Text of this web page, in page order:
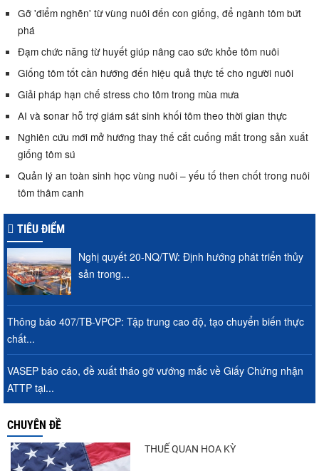
Gỡ 'điểm nghẽn' từ vùng nuôi đến con giống, để ngành tôm bứt
phá
Đạm chức năng từ huyết giúp nâng cao sức khỏe tôm nuôi
Giống tôm tốt cần hướng đến hiệu quả thực tế cho người nuôi
Giải pháp hạn chế stress cho tôm trong mùa mưa
AI và sonar hỗ trợ giám sát sinh khối tôm theo thời gian thực
Nghiên cứu mới mở hướng thay thế cắt cuống mắt trong sản xuất
giống tôm sú
Quản lý an toàn sinh học vùng nuôi – yếu tố then chốt trong nuôi
tôm thâm canh
TIÊU ĐIỂM
Nghị quyết 20-NQ/TW: Định hướng phát triển thủy
sản trong...
Thông báo 407/TB-VPCP: Tập trung cao độ, tạo chuyển biến thực
chất...
VASEP báo cáo, đề xuất tháo gỡ vướng mắc về Giấy Chứng nhận
ATTP tại...
CHUYÊN ĐỀ
THUẾ QUAN HOA KỲ